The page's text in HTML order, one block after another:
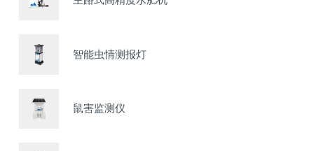
智能虫情测报灯
鼠害监测仪